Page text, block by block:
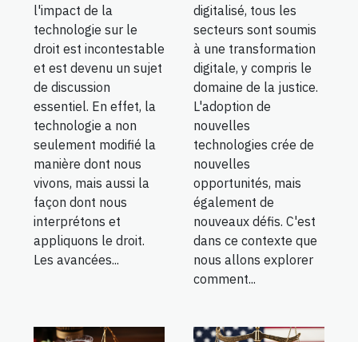
l'impact de la
technologie sur le
droit est incontestable
et est devenu un sujet
de discussion
essentiel. En effet, la
technologie a non
seulement modifié la
manière dont nous
vivons, mais aussi la
façon dont nous
interprétons et
appliquons le droit.
Les avancées...
digitalisé, tous les
secteurs sont soumis
à une transformation
digitale, y compris le
domaine de la justice.
L'adoption de
nouvelles
technologies crée de
nouvelles
opportunités, mais
également de
nouveaux défis. C'est
dans ce contexte que
nous allons explorer
comment...